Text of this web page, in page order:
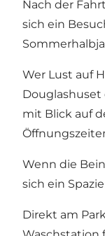
Nach der
sich ein
Wer Lust auf
mit Blick auf
Wenn die
sich ein
Direkt am